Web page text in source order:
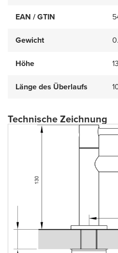
EAN / GTIN
Gewicht
Höhe
Länge des Überlaufs
Technische Zeichnung